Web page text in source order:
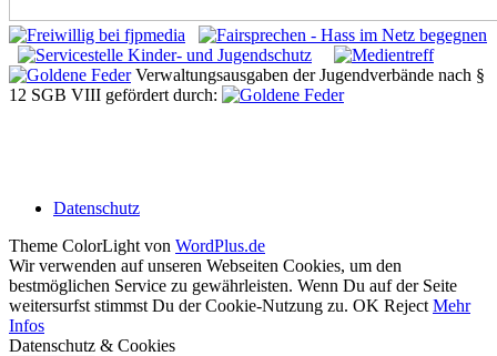
Verwaltungsausgaben der Jugendverbände nach §
12 SGB VIII gefördert durch:
Datenschutz
Theme ColorLight von WordPlus.de
Wir verwenden auf unseren Webseiten Cookies, um den
bestmöglichen Service zu gewährleisten. Wenn Du auf der Seite
weitersurfst stimmst Du der Cookie-Nutzung zu. OK Reject Mehr
Infos
Datenschutz & Cookies